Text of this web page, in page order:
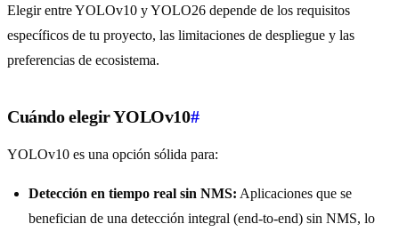
Elegir entre YOLOv10 y YOLO26 depende de los requisitos
específicos de tu proyecto, las limitaciones de despliegue y las
preferencias de ecosistema.
Cuándo elegir YOLOv10#
YOLOv10 es una opción sólida para:
Detección en tiempo real sin NMS: Aplicaciones que se
benefician de una detección integral (end-to-end) sin NMS, lo